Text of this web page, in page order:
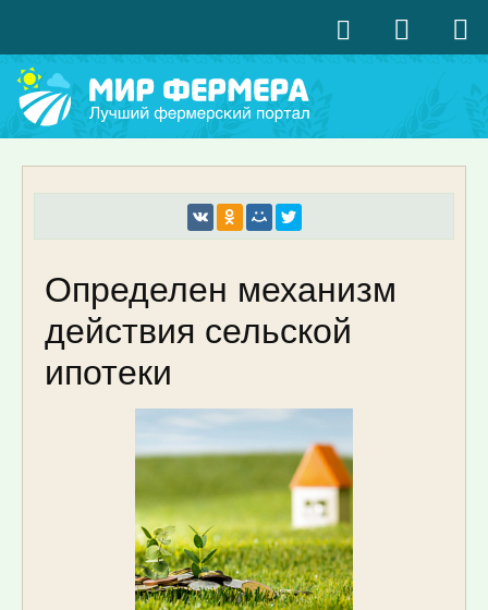
Определен механизм
действия сельской
ипотеки